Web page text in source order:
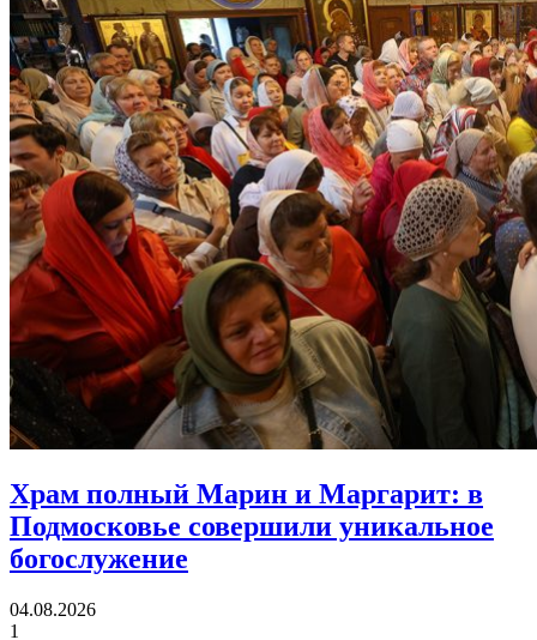
Храм полный Марин и Маргарит: в
Подмосковье совершили уникальное
богослужение
04.08.2026
1